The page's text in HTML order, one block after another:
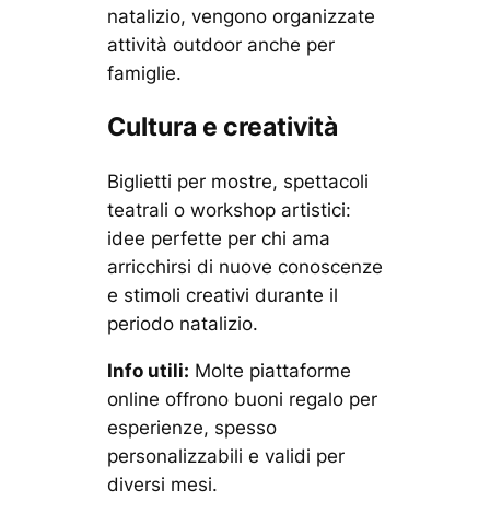
natalizio, vengono organizzate
attività outdoor anche per
famiglie.
Cultura e creatività
Biglietti per mostre, spettacoli
teatrali o workshop artistici:
idee perfette per chi ama
arricchirsi di nuove conoscenze
e stimoli creativi durante il
periodo natalizio.
Info utili: Molte piattaforme
online offrono buoni regalo per
esperienze, spesso
personalizzabili e validi per
diversi mesi.